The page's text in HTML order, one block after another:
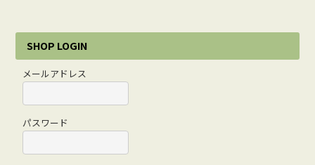
SHOP LOGIN
メールアドレス
パスワード